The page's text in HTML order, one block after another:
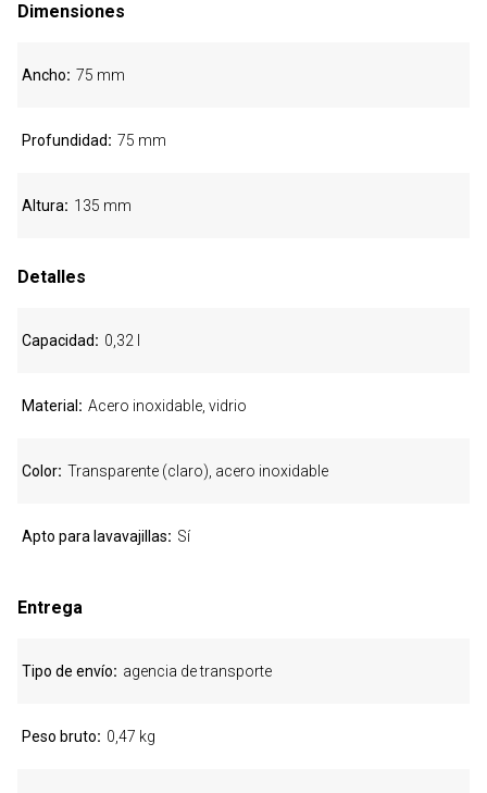
Dimensiones
Ancho 75 mm
Profundidad 75 mm
Altura 135 mm
Detalles
Capacidad 0,32 l
Material Acero inoxidable, vidrio
Color Transparente (claro), acero inoxidable
Apto para lavavajillas Sí
Entrega
Tipo de envío agencia de transporte
Peso bruto 0,47 kg